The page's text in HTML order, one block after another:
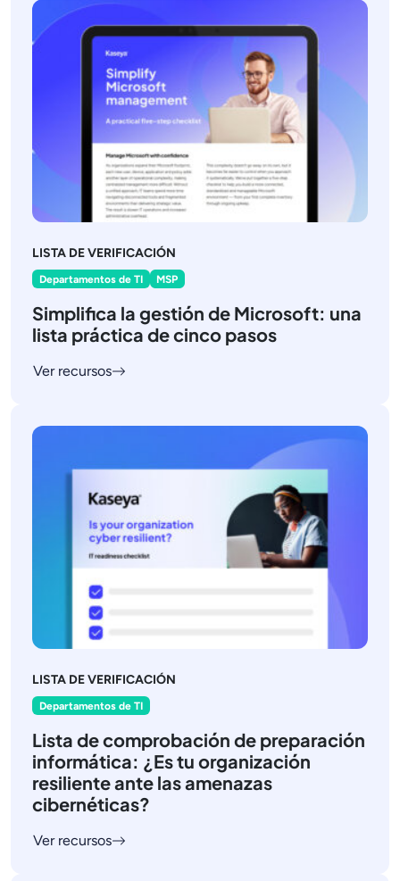
LISTA DE VERIFICACIÓN
Departamentos de TI MSP
Simplifica la gestión de Microsoft: una
lista práctica de cinco pasos
Ver recursos
LISTA DE VERIFICACIÓN
Departamentos de TI
Lista de comprobación de preparación
informática: ¿Es tu organización
resiliente ante las amenazas
cibernéticas?
Ver recursos